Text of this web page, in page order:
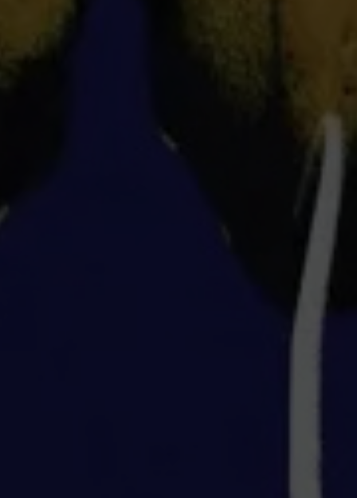
Escolha a vaga que você